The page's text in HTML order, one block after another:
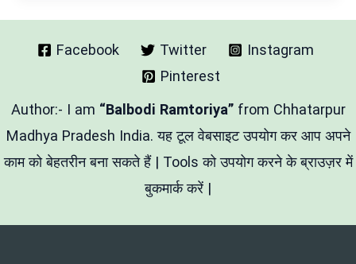
–
और
धर्म
बच्चे
का
परफेक्ट
चुनें
Facebook Twitter
Instagram
Pinterest
Author:- I am “Balbodi Ramtoriya” from Chhatarpur
Madhya Pradesh India. यह टूल वेबसाइट उपयोग कर आप अपने
काम को बेहतरीन बना सकते हैं | Tools को उपयोग करने के ब्राउज़र में
बुकमार्क करें |